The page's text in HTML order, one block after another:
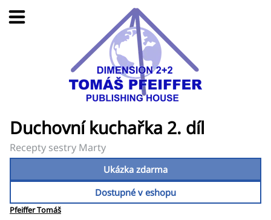
Duchovní kuchařka 2. díl
Recepty sestry Marty
Ukázka zdarma
Dostupné v eshopu
Pfeiffer Tomáš